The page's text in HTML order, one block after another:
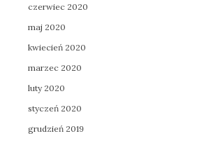
czerwiec 2020
maj 2020
kwiecień 2020
marzec 2020
luty 2020
styczeń 2020
grudzień 2019